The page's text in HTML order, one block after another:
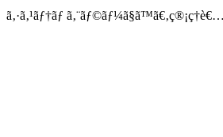
ã‚·ã‚¹ãƒ†ãƒ